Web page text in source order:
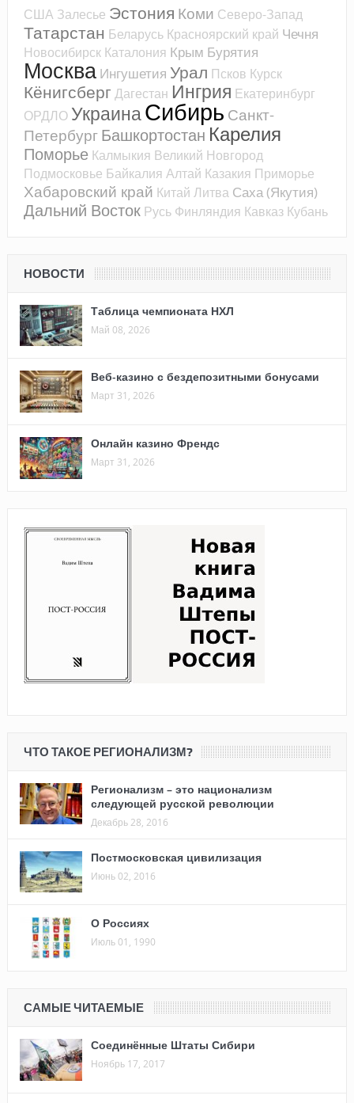
США Залесье Эстония Коми Северо-Запад
Татарстан Беларусь Красноярский край Чечня
Новосибирск Каталония Крым Бурятия
Москва Ингушетия Урал Псков Курск
Кёнигсберг Дагестан Ингрия Екатеринбург
ОРДЛО УкраинаСибирь Санкт-
Петербург Башкортостан Карелия
Поморье Калмыкия Великий Новгород
Подмосковье Байкалия Алтай Казакия Приморье
Хабаровский край Китай Литва Саха (Якутия)
Дальний Восток Русь Финляндия Кавказ Кубань
НОВОСТИ
Таблица чемпионата НХЛ
Май 08, 2026
Веб-казино с бездепозитными бонусами
Март 31, 2026
Онлайн казино Френдс
Март 31, 2026
ЧТО ТАКОЕ РЕГИОНАЛИЗМ?
Регионализм – это национализм
следующей русской революции
Декабрь 28, 2016
Постмосковская цивилизация
Июнь 02, 2016
О Россиях
Июль 01, 1990
САМЫЕ ЧИТАЕМЫЕ
Соединённые Штаты Сибири
Ноябрь 17, 2017